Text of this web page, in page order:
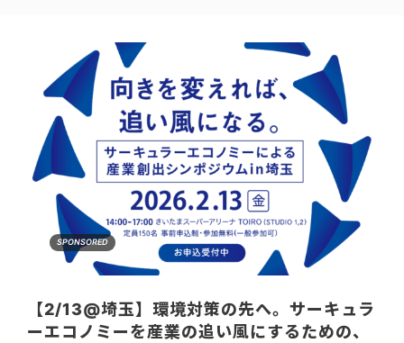
SPONSORED
【2/13@埼玉】環境対策の先へ。サーキュラ
ーエコノミーを産業の追い風にするための、